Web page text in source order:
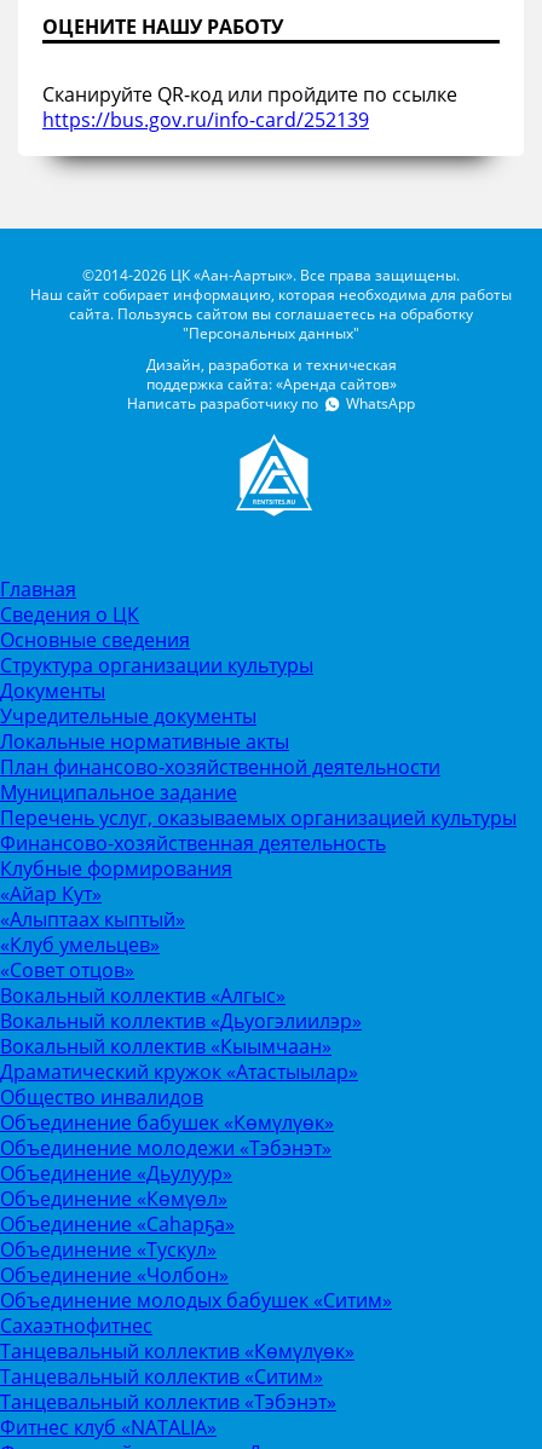
ОЦЕНИТЕ НАШУ РАБОТУ
Сканируйте QR-код или пройдите по ссылке
https://bus.gov.ru/info-card/252139
©2014-2026 ЦК «Аан-Аартык». Все права защищены.
Наш сайт собирает информацию, которая необходима для работы
сайта. Пользуясь сайтом вы соглашаетесь на обработку
"Персональных данных"
Дизайн, разработка и техническая
поддержка сайта: «Аренда сайтов»
Написать разработчику по
WhatsApp
Главная
Сведения о ЦК
Основные сведения
Структура организации культуры
Документы
Учредительные документы
Локальные нормативные акты
План финансово-хозяйственной деятельности
Муниципальное задание
Перечень услуг, оказываемых организацией культуры
Финансово-хозяйственная деятельность
Клубные формирования
«Айар Кут»
«Алыптаах кыптый»
«Клуб умельцев»
«Совет отцов»
Вокальный коллектив «Алгыс»
Вокальный коллектив «Дьуогэлиилэр»
Вокальный коллектив «Кыымчаан»
Драматический кружок «Атастыылар»
Общество инвалидов
Объединение бабушек «Көмүлүөк»
Объединение молодежи «Тэбэнэт»
Объединение «Дьулуур»
Объединение «Көмүөл»
Объединение «Саhарҕа»
Объединение «Тускул»
Объединение «Чолбон»
Объединение молодых бабушек «Ситим»
Сахаэтнофитнес
Танцевальный коллектив «Көмүлүөк»
Танцевальный коллектив «Ситим»
Танцевальный коллектив «Тэбэнэт»
Фитнес клуб «NATALIA»